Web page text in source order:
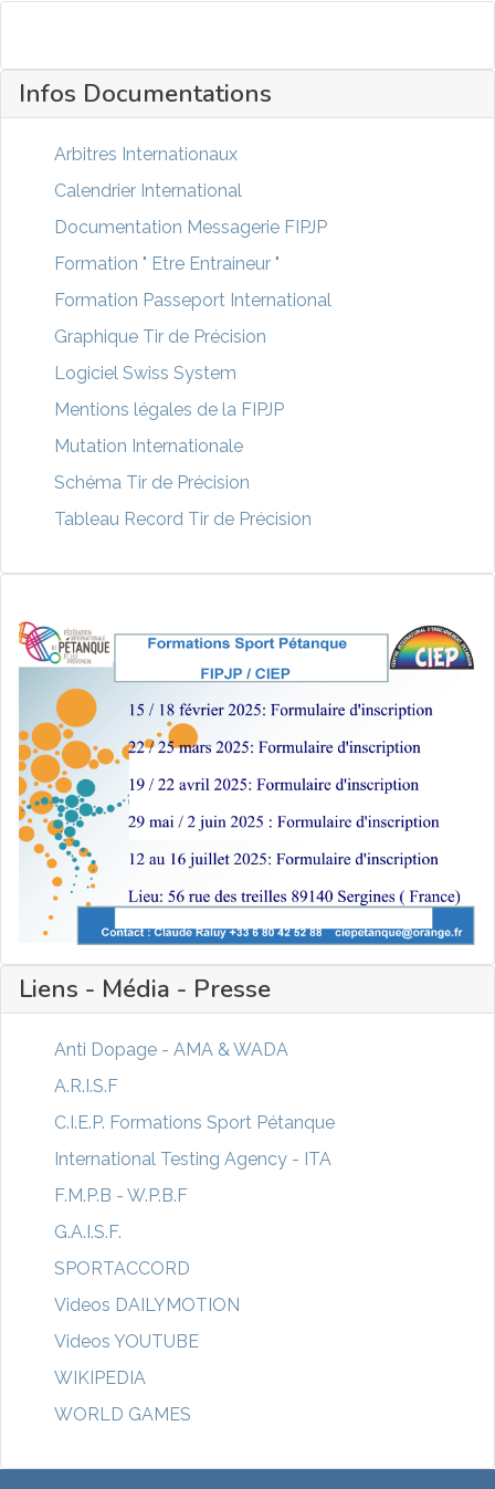
Infos Documentations
Arbitres Internationaux
Calendrier International
Documentation Messagerie FIPJP
Formation " Etre Entraineur "
Formation Passeport International
Graphique Tir de Précision
Logiciel Swiss System
Mentions légales de la FIPJP
Mutation Internationale
Schéma Tir de Précision
Tableau Record Tir de Précision
Liens - Média - Presse
Anti Dopage - AMA & WADA
A.R.I.S.F
C.I.E.P. Formations Sport Pétanque
International Testing Agency - ITA
F.M.P.B - W.P.B.F
G.A.I.S.F.
SPORTACCORD
Videos DAILYMOTION
Videos YOUTUBE
WIKIPEDIA
WORLD GAMES